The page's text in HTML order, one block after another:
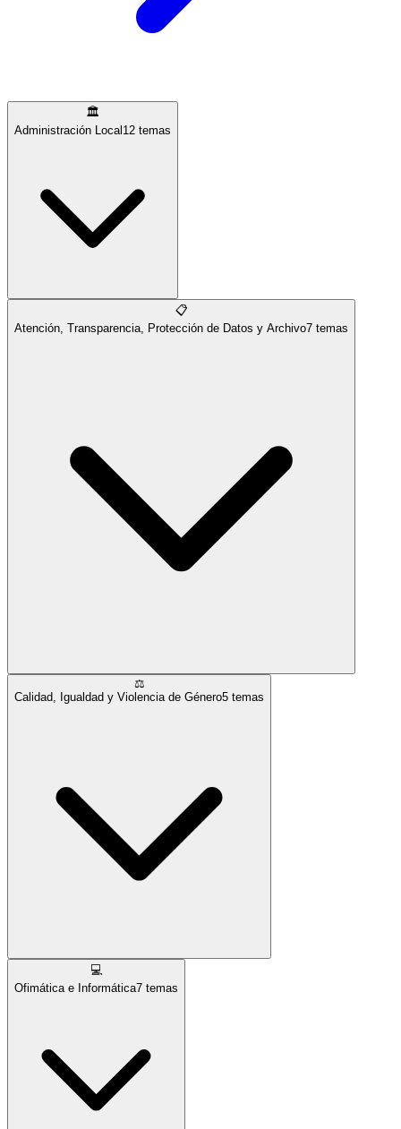
🏛️
Administración Local 12 temas
📋
Atención, Transparencia, Protección de Datos y Archivo7 temas
⚖️
Calidad, Igualdad y Violencia de Género5 temas
💻
Ofimática e Informática7 temas